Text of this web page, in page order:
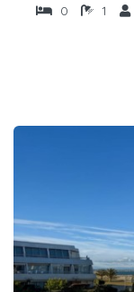
0
1